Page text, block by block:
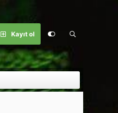
Kayıt ol